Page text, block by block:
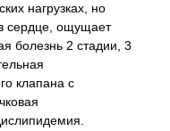
нагрузках, но
сердце, ощущает
болезнь 2 стадии, 3
клапана с